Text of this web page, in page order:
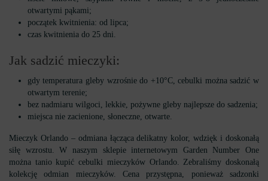
otwartymi pąkami;
początek kwitnienia: od lipca;
czas kwitnienia do 25 dni.
Jak sadzić mieczyki:
gdy temperatura gleby wzrośnie do +10°C, cebulki można sadzić w
otwartym terenie;
bez nadmiaru wilgoci, lekkie, pożywne gleby najlepsze do sadzenia;
miejsca nie zacienione, słoneczne, otwarte.
Mieczyk Orlando – odmiana łącząca delikatny kolor, wdzięk i doskonałą
siłę wzrostu. W naszym sklepie internetowym Garden Number One
można tanio kupić cebulki mieczyków Orlando. Zebraliśmy doskonałą
kolekcję odmian mieczyków. Cena przystępna, ponieważ sadzonki